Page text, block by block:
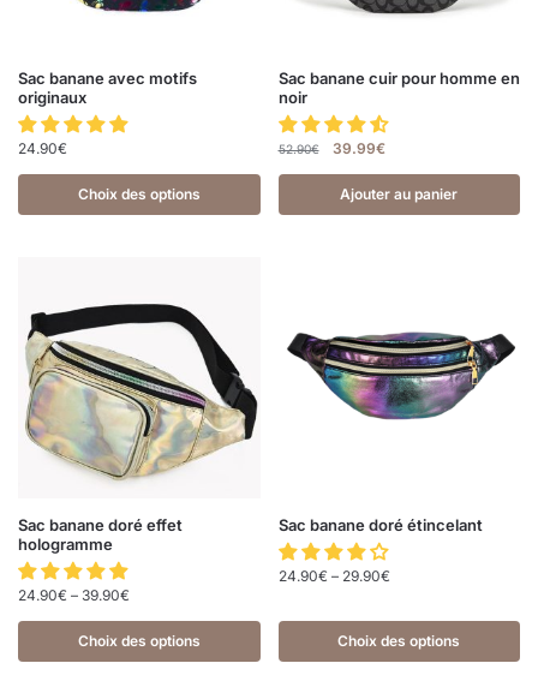
Sac banane avec motifs
originaux
24.90€
Choix des options
Sac banane cuir pour homme en
noir
52.90€ 39.99€
Ajouter au panier
Sac banane doré effet
hologramme
24.90€ – 39.90€
Choix des options
Sac banane doré étincelant
24.90€ – 29.90€
Choix des options